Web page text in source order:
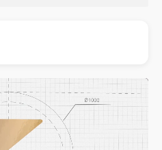
去槓桿完成逾半 波動率降
109件災情 侯友宜揭這類災
雨量破百毫米 水塔、雨棚